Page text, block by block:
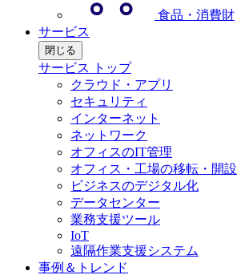
食品・消費財
サービス
閉じる
サービス トップ
クラウド・アプリ
セキュリティ
インターネット
ネットワーク
オフィスのIT管理
オフィス・工場の移転・開設
ビジネスのデジタル化
データセンター
業務支援ツール
IoT
遠隔作業支援システム
事例＆トレンド